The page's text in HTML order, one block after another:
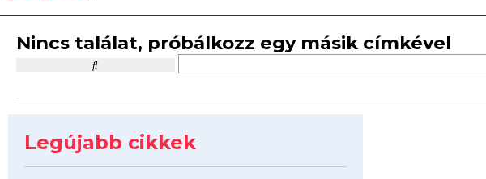
Nincs találat, próbálkozz egy másik címkével
Legújabb cikkek